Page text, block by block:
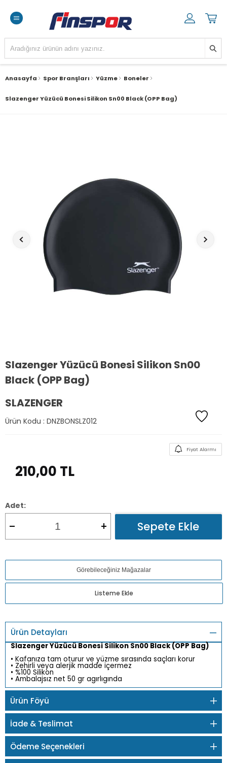
Anasayfa Spor Branşları Yüzme Boneler
Slazenger Yüzücü Bonesi Silikon Sn00 Black (OPP Bag)
Slazenger Yüzücü Bonesi Silikon Sn00
Black (OPP Bag)
SLAZENGER
Ürün Kodu : DNZBONSLZ012
Fiyat Alarmı
210,00 TL
Adet:
Sepete Ekle
Görebileceğiniz Mağazalar
Listeme Ekle
Ürün Detayları
Slazenger Yüzücü Bonesi Silikon Sn00 Black (OPP Bag)
• Kafanıza tam oturur ve yüzme sırasında saçları korur
• Zehirli veya alerjik madde içermez
• %100 Silikon
• Ambalajsız net 50 gr agırlıgında
Ürün Föyü
İade & Teslimat
Ödeme Seçenekleri